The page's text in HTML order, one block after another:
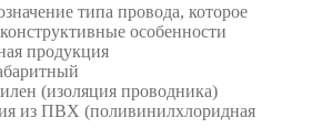
типа провода, которое
особенности
продукция
(изоляция проводника)
из ПВХ (поливинилхлоридная